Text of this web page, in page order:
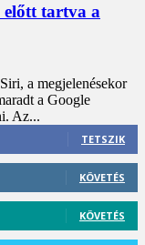
előtt tartva a
a megjelenésekor
a Google
Az...
TETSZIK
KÖVETÉS
KÖVETÉS